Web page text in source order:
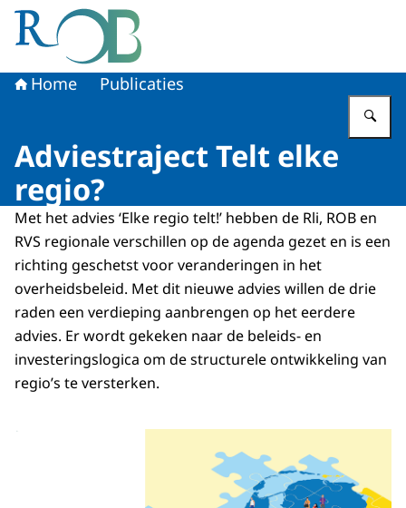
Naar de homepage van Raad voor het Openbaar Bestuur
Home Publicaties
Adviestraject Telt elke
regio?
Met het advies ‘Elke regio telt!’ hebben de Rli, ROB en
RVS regionale verschillen op de agenda gezet en is een
richting geschetst voor veranderingen in het
overheidsbeleid. Met dit nieuwe advies willen de drie
raden een verdieping aanbrengen op het eerdere
advies. Er wordt gekeken naar de beleids- en
investeringslogica om de structurele ontwikkeling van
regio’s te versterken.